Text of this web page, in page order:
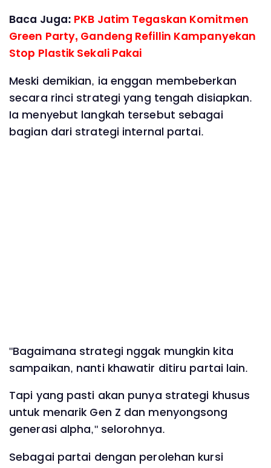
Baca Juga: PKB Jatim Tegaskan Komitmen
Green Party, Gandeng Refillin Kampanyekan
Stop Plastik Sekali Pakai
Meski demikian, ia enggan membeberkan
secara rinci strategi yang tengah disiapkan.
Ia menyebut langkah tersebut sebagai
bagian dari strategi internal partai.
"Bagaimana strategi nggak mungkin kita
sampaikan, nanti khawatir ditiru partai lain.
Tapi yang pasti akan punya strategi khusus
untuk menarik Gen Z dan menyongsong
generasi alpha," selorohnya.
Sebagai partai dengan perolehan kursi